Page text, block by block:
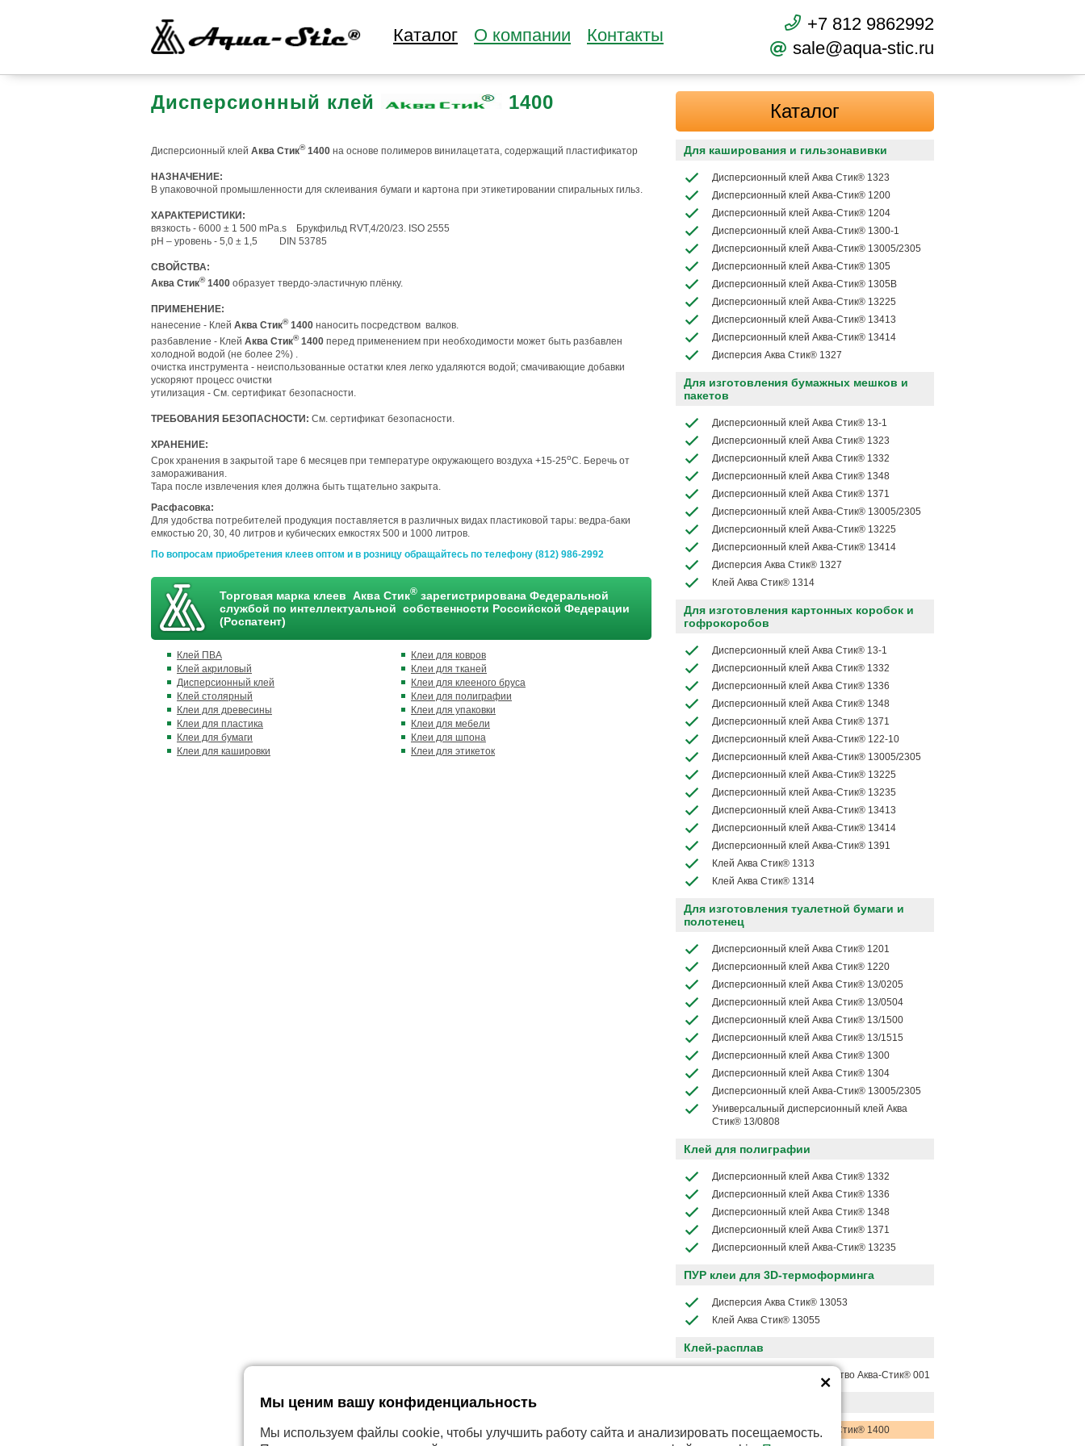
Каталог О компании Контакты
+7 812 9862992
sale@aqua-stic.ru
Каталог
Для каширования и гильзонавивки
Дисперсионный клей Аква Стик® 1323
Дисперсионный клей Аква-Стик® 1200
Дисперсионный клей Аква-Стик® 1204
Дисперсионный клей Аква-Стик® 1300-1
Дисперсионный клей Аква-Стик® 13005/2305
Дисперсионный клей Аква-Стик® 1305
Дисперсионный клей Аква-Стик® 1305В
Дисперсионный клей Аква-Стик® 13225
Дисперсионный клей Аква-Стик® 13413
Дисперсионный клей Аква-Стик® 13414
Дисперсия Аква Стик® 1327
Для изготовления бумажных мешков и
пакетов
Дисперсионный клей Аква Стик® 13-1
Дисперсионный клей Аква Стик® 1323
Дисперсионный клей Аква Стик® 1332
Дисперсионный клей Аква Стик® 1348
Дисперсионный клей Аква Стик® 1371
Дисперсионный клей Аква-Стик® 13005/2305
Дисперсионный клей Аква-Стик® 13225
Дисперсионный клей Аква-Стик® 13414
Дисперсия Аква Стик® 1327
Клей Аква Стик® 1314
Для изготовления картонных коробок и
гофрокоробов
Дисперсионный клей Аква Стик® 13-1
Дисперсионный клей Аква Стик® 1332
Дисперсионный клей Аква Стик® 1336
Дисперсионный клей Аква Стик® 1348
Дисперсионный клей Аква Стик® 1371
Дисперсионный клей Аква-Стик® 122-10
Дисперсионный клей Аква-Стик® 13005/2305
Дисперсионный клей Аква-Стик® 13225
Дисперсионный клей Аква-Стик® 13235
Дисперсионный клей Аква-Стик® 13413
Дисперсионный клей Аква-Стик® 13414
Дисперсионный клей Аква-Стик® 1391
Клей Аква Стик® 1313
Клей Аква Стик® 1314
Для изготовления туалетной бумаги и
полотенец
Дисперсионный клей Аква Стик® 1201
Дисперсионный клей Аква Стик® 1220
Дисперсионный клей Аква Стик® 13/0205
Дисперсионный клей Аква Стик® 13/0504
Дисперсионный клей Аква Стик® 13/1500
Дисперсионный клей Аква Стик® 13/1515
Дисперсионный клей Аква Стик® 1300
Дисперсионный клей Аква Стик® 1304
Дисперсионный клей Аква-Стик® 13005/2305
Универсальный дисперсионный клей Аква
Стик® 13/0808
Клей для полиграфии
Дисперсионный клей Аква Стик® 1332
Дисперсионный клей Аква Стик® 1336
Дисперсионный клей Аква Стик® 1348
Дисперсионный клей Аква Стик® 1371
Дисперсионный клей Аква-Стик® 13235
ПУР клеи для 3D-термоформинга
Дисперсия Аква Стик® 13053
Клей Аква Стик® 13055
Клей-расплав
Техническое моющее средство Аква-Стик® 001
Дисперсионный клей Аква Стик® 1400
Дисперсионный клей 1400
Дисперсионный клей Аква Стик®1400 на основе полимеров винилацетата, содержащий пластификатор
НАЗНАЧЕНИЕ:
В упаковочной промышленности для склеивания бумаги и картона при этикетировании спиральных гильз.
ХАРАКТЕРИСТИКИ:
вязкость - 6000 ± 1 500 mPa.s Брукфильд RVT,4/20/23. ISO 2555
pH – уровень - 5,0 ± 1,5 DIN 53785
СВОЙСТВА:
Аква Стик®1400 образует твердо-эластичную плёнку.
ПРИМЕНЕНИЕ:
нанесение - Клей Аква Стик®1400 наносить посредством валков.
разбавление - Клей Аква Стик®1400 перед применением при необходимости может быть разбавлен
холодной водой (не более 2%) .
очистка инструмента - неиспользованные остатки клея легко удаляются водой; смачивающие добавки
ускоряют процесс очистки
утилизация - См. сертификат безопасности.
ТРЕБОВАНИЯ БЕЗОПАСНОСТИ: См. сертификат безопасности.
ХРАНЕНИЕ:
Срок хранения в закрытой таре 6 месяцев при температуре окружающего воздуха +15-25oС. Беречь от
замораживания.
Тара после извлечения клея должна быть тщательно закрыта.
Расфасовка:
Для удобства потребителей продукция поставляется в различных видах пластиковой тары: ведра-баки
емкостью 20, 30, 40 литров и кубических емкостях 500 и 1000 литров.
По вопросам приобретения клеев оптом и в розницу обращайтесь по телефону (812) 986-2992
Торговая марка клеев Аква Стик® зарегистрирована Федеральной
службой по интеллектуальной собственности Российской Федерации
(Роспатент)
Клей ПВА
Клей акриловый
Дисперсионный клей
Клей столярный
Клеи для древесины
Клеи для пластика
Клеи для бумаги
Клеи для кашировки
Клеи для ковров
Клеи для тканей
Клеи для клееного бруса
Клеи для полиграфии
Клеи для упаковки
Клеи для мебели
Клеи для шпона
Клеи для этикеток
Мы ценим вашу конфиденциальность
Мы используем файлы cookie, чтобы улучшить работу сайта и анализировать посещаемость.